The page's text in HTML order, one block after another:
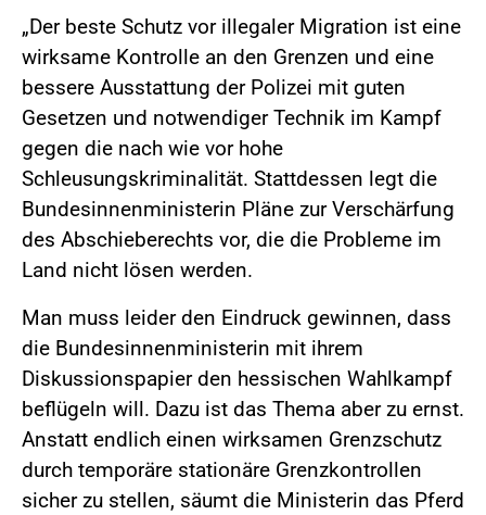
„Der beste Schutz vor illegaler Migration ist eine
wirksame Kontrolle an den Grenzen und eine
bessere Ausstattung der Polizei mit guten
Gesetzen und notwendiger Technik im Kampf
gegen die nach wie vor hohe
Schleusungskriminalität. Stattdessen legt die
Bundesinnenministerin Pläne zur Verschärfung
des Abschieberechts vor, die die Probleme im
Land nicht lösen werden.
Man muss leider den Eindruck gewinnen, dass
die Bundesinnenministerin mit ihrem
Diskussionspapier den hessischen Wahlkampf
beflügeln will. Dazu ist das Thema aber zu ernst.
Anstatt endlich einen wirksamen Grenzschutz
durch temporäre stationäre Grenzkontrollen
sicher zu stellen, säumt die Ministerin das Pferd